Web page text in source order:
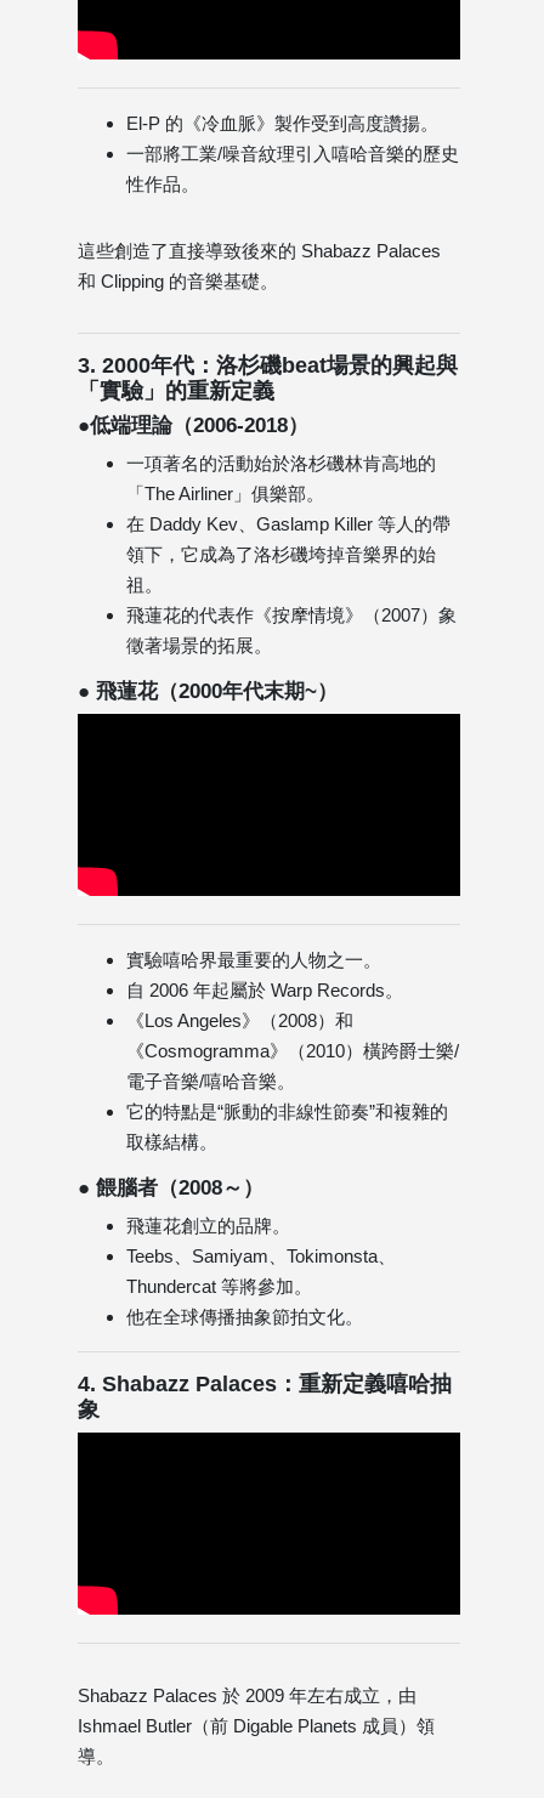
El-P 的《冷血脈》製作受到高度讚揚。
一部將工業/噪音紋理引入嘻哈音樂的歷史
性作品。
這些創造了直接導致後來的 Shabazz Palaces
和 Clipping 的音樂基礎。
3. 2000年代：洛杉磯beat場景的興起與
「實驗」的重新定義
●低端理論（2006-2018）
一項著名的活動始於洛杉磯林肯高地的
「The Airliner」俱樂部。
在 Daddy Kev、Gaslamp Killer 等人的帶
領下，它成為了洛杉磯垮掉音樂界的始
祖。
飛蓮花的代表作《按摩情境》（2007）象
徵著場景的拓展。
● 飛蓮花（2000年代末期~）
實驗嘻哈界最重要的人物之一。
自 2006 年起屬於 Warp Records。
《Los Angeles》（2008）和
《Cosmogramma》（2010）橫跨爵士樂/
電子音樂/嘻哈音樂。
它的特點是“脈動的非線性節奏”和複雜的
取樣結構。
● 餵腦者（2008～）
飛蓮花創立的品牌。
Teebs、Samiyam、Tokimonsta、
Thundercat 等將參加。
他在全球傳播抽象節拍文化。
4. Shabazz Palaces：重新定義嘻哈抽
象
Shabazz Palaces 於 2009 年左右成立，由
Ishmael Butler（前 Digable Planets 成員）領
導。